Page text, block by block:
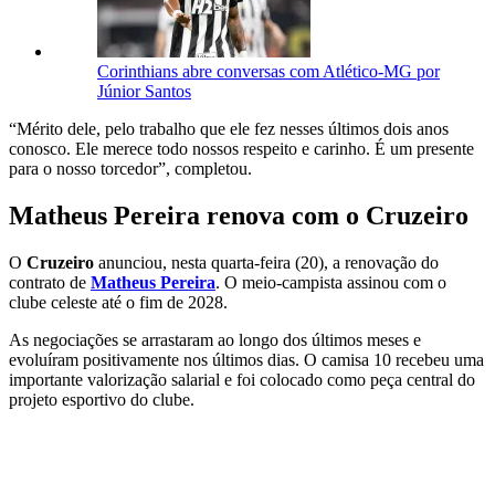
Corinthians abre conversas com Atlético-MG por
Júnior Santos
“Mérito dele, pelo trabalho que ele fez nesses últimos dois anos
conosco. Ele merece todo nossos respeito e carinho. É um presente
para o nosso torcedor”, completou.
Matheus Pereira renova com o Cruzeiro
O Cruzeiro anunciou, nesta quarta-feira (20), a renovação do
contrato de Matheus Pereira. O meio-campista assinou com o
clube celeste até o fim de 2028.
As negociações se arrastaram ao longo dos últimos meses e
evoluíram positivamente nos últimos dias. O camisa 10 recebeu uma
importante valorização salarial e foi colocado como peça central do
projeto esportivo do clube.